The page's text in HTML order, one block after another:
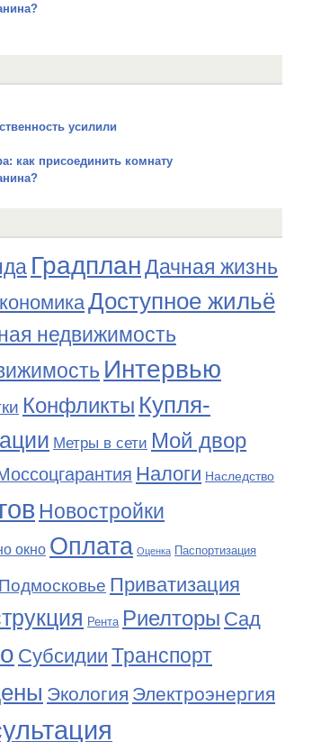
усилили
как присоединить комнату
ГрадпланДачная жизнь
Доступное жильё
недвижимость
Интервью
Конфликты Купля-
Метры в сети Мой двор
Налоги Наследство
Новостройки
окно Оплата Оценка Паспортизация
Подмосковье Приватизация
Рента Риелторы Сад
Субсидии Транспорт
Экология Электроэнергия